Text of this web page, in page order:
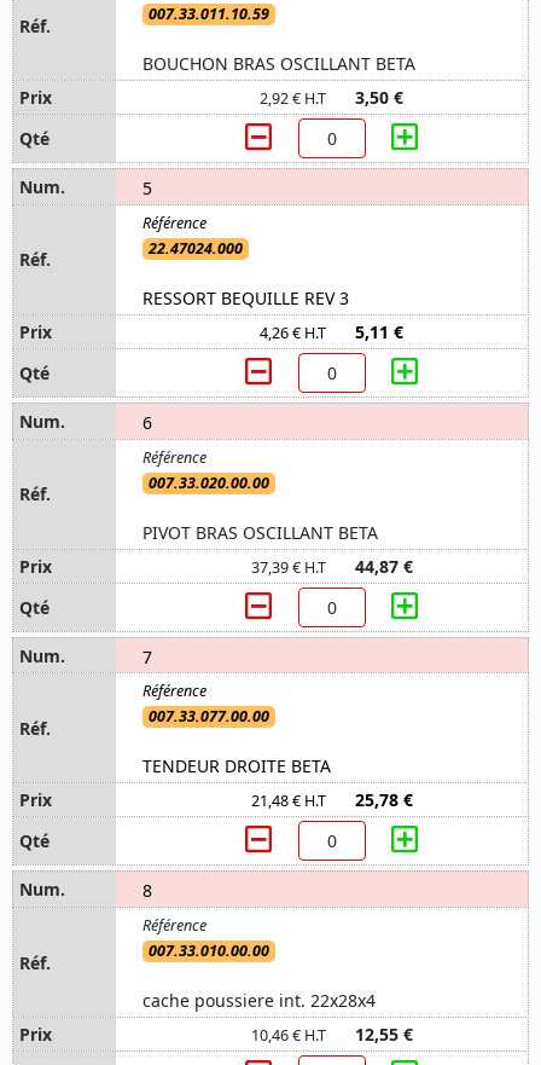
007.33.011.10.59
BOUCHON BRAS OSCILLANT BETA
2,92 € H.T 3,50 €
5
22.47024.000
RESSORT BEQUILLE REV 3
4,26 € H.T 5,11 €
6
007.33.020.00.00
PIVOT BRAS OSCILLANT BETA
37,39 € H.T 44,87 €
7
007.33.077.00.00
TENDEUR DROITE BETA
21,48 € H.T 25,78 €
8
007.33.010.00.00
cache poussiere int. 22x28x4
10,46 € H.T 12,55 €